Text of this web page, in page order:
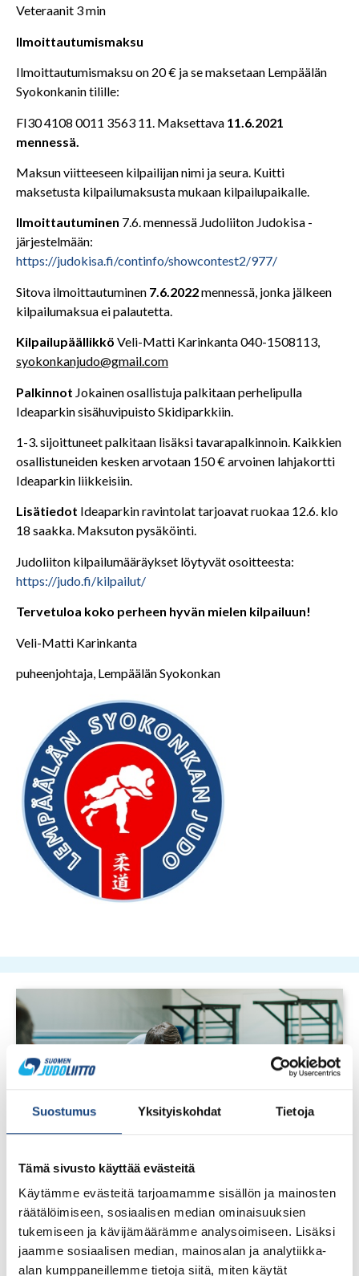
Suostumus Yksityiskohdat Tietoja
Tämä sivusto käyttää evästeitä
Käytämme evästeitä tarjoamamme sisällön ja mainosten
räätälöimiseen, sosiaalisen median ominaisuuksien
tukemiseen ja kävijämäärämme analysoimiseen. Lisäksi
jaamme sosiaalisen median, mainosalan ja analytiikka-
alan kumppaneillemme tietoja siitä, miten käytät
Veteraanit 3 min
Ilmoittautumismaksu
Ilmoittautumismaksu on 20 € ja se maksetaan Lempäälän
Syokonkanin tilille:
FI30 4108 0011 3563 11. Maksettava 11.6.2021
mennessä.
Maksun viitteeseen kilpailijan nimi ja seura. Kuitti
maksetusta kilpailumaksusta mukaan kilpailupaikalle.
Ilmoittautuminen 7.6. mennessä Judoliiton Judokisa -
järjestelmään:
https://judokisa.fi/continfo/showcontest2/977/
Sitova ilmoittautuminen 7.6.2022mennessä, jonka jälkeen
kilpailumaksua ei palautetta.
Kilpailupäällikkö Veli-Matti Karinkanta 040-1508113,
syokonkanjudo@gmail.com
Palkinnot Jokainen osallistuja palkitaan perhelipulla
Ideaparkin sisähuvipuisto Skidiparkkiin.
1-3. sijoittuneet palkitaan lisäksi tavarapalkinnoin. Kaikkien
osallistuneiden kesken arvotaan 150 € arvoinen lahjakortti
Ideaparkin liikkeisiin.
Lisätiedot Ideaparkin ravintolat tarjoavat ruokaa 12.6. klo
18 saakka. Maksuton pysäköinti.
Judoliiton kilpailumääräykset löytyvät osoitteesta:
https://judo.fi/kilpailut/
Tervetuloa koko perheen hyvän mielen kilpailuun!
Veli-Matti Karinkanta
puheenjohtaja, Lempäälän Syokonkan